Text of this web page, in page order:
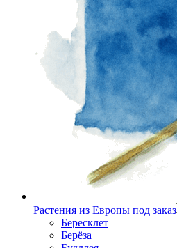
Растения из Европы под заказ
Бересклет
Берёза